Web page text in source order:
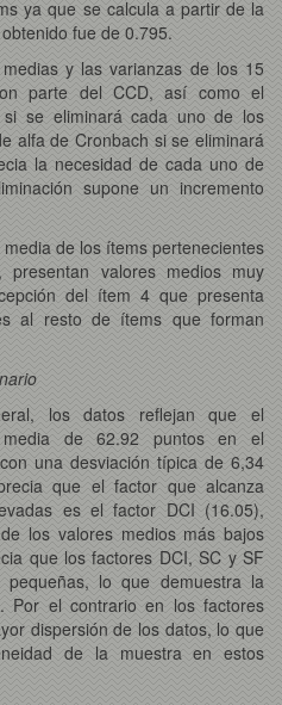
ya que se calcula a partir de la
fue de 0.795.
y las varianzas de los 15
parte del CCD, así como el
se eliminará cada uno de los
alfa de Cronbach si se eliminará
la necesidad de cada uno de
supone un incremento
de los ítems pertenecientes
valores medios muy
del ítem 4 que presenta
al resto de ítems que forman
los datos reflejan que el
de 62.92 puntos en el
una desviación típica de 6,34
que el factor que alcanza
es el factor DCI (16.05),
los valores medios más bajos
que los factores DCI, SC y SF
pequeñas, lo que demuestra la
Por el contrario en los factores
dispersión de los datos, lo que
de la muestra en estos